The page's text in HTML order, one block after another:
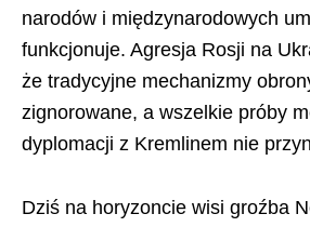
narodów i międzynarodowych
funkcjonuje. Agresja Rosji na
że tradycyjne mechanizmy
zignorowane, a wszelkie próby
dyplomacji z Kremlinem nie
Dziś na horyzoncie wisi groźba